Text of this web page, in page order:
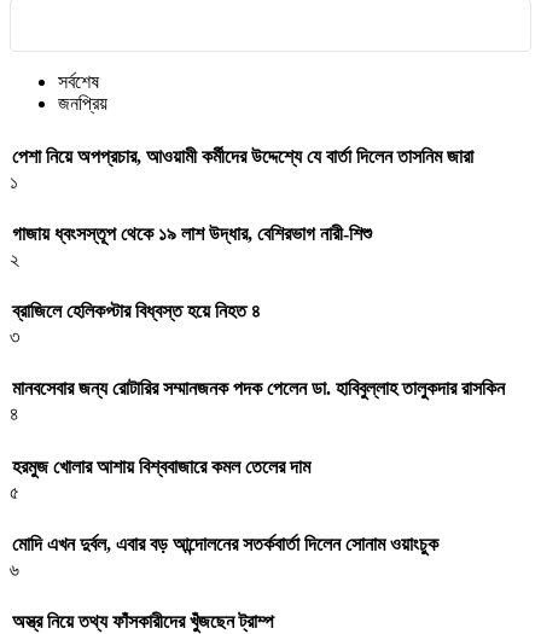
সর্বশেষ
জনপ্রিয়
পেশা নিয়ে অপপ্রচার, আওয়ামী কর্মীদের উদ্দেশ্যে যে বার্তা দিলেন তাসনিম জারা
১
গাজায় ধ্বংসস্তূপ থেকে ১৯ লাশ উদ্ধার, বেশিরভাগ নারী-শিশু
২
ব্রাজিলে হেলিকপ্টার বিধ্বস্ত হয়ে নিহত ৪
৩
মানবসেবার জন্য রোটারির সম্মানজনক পদক পেলেন ডা. হাবিবুল্লাহ তালুকদার রাসকিন
৪
হরমুজ খোলার আশায় বিশ্ববাজারে কমল তেলের দাম
৫
মোদি এখন দুর্বল, এবার বড় আন্দোলনের সতর্কবার্তা দিলেন সোনাম ওয়াংচুক
৬
অস্ত্র নিয়ে তথ্য ফাঁসকারীদের খুঁজছেন ট্রাম্প